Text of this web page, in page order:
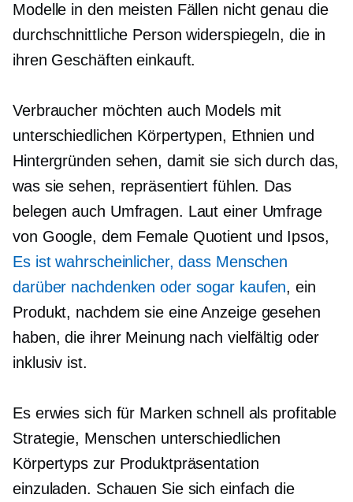
Modelle in den meisten Fällen nicht genau die
durchschnittliche Person widerspiegeln, die in
ihren Geschäften einkauft.
Verbraucher möchten auch Models mit
unterschiedlichen Körpertypen, Ethnien und
Hintergründen sehen, damit sie sich durch das,
was sie sehen, repräsentiert fühlen. Das
belegen auch Umfragen. Laut einer Umfrage
von Google, dem Female Quotient und Ipsos,
Es ist wahrscheinlicher, dass Menschen
darüber nachdenken oder sogar kaufen, ein
Produkt, nachdem sie eine Anzeige gesehen
haben, die ihrer Meinung nach vielfältig oder
inklusiv ist.
Es erwies sich für Marken schnell als profitable
Strategie, Menschen unterschiedlichen
Körpertyps zur Produktpräsentation
einzuladen. Schauen Sie sich einfach die